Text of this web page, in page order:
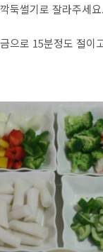
둑썰기로 잘라주세요.
으로 15분정도 절이